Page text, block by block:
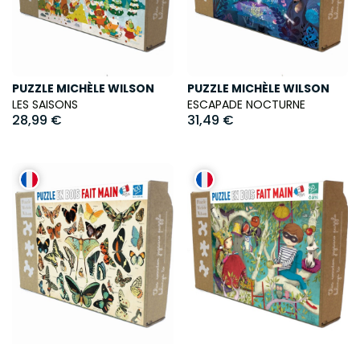
PUZZLE MICHÈLE WILSON
LES SAISONS
28,99 €
PUZZLE MICHÈLE WILSON
ESCAPADE NOCTURNE
31,49 €